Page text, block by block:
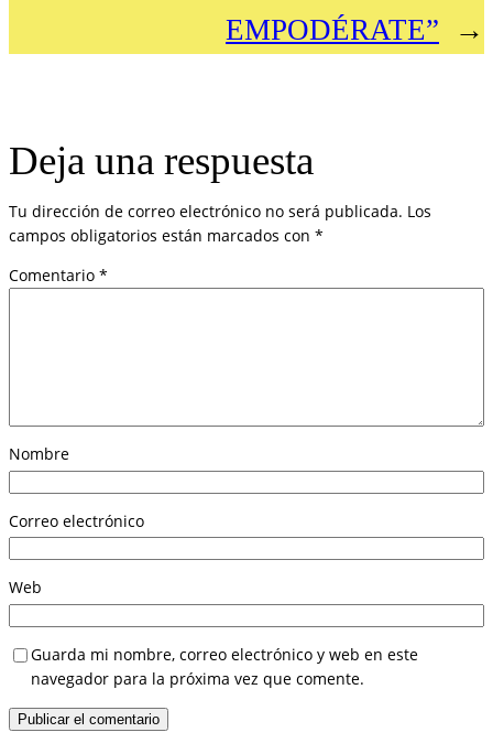
EMPODÉRATE”
→
Deja una respuesta
Tu dirección de correo electrónico no será publicada. Los
campos obligatorios están marcados con *
Comentario *
Nombre
Correo electrónico
Web
Guarda mi nombre, correo electrónico y web en este
navegador para la próxima vez que comente.